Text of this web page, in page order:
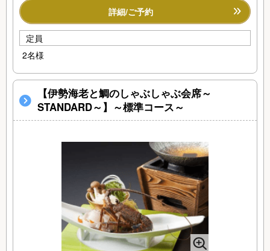
詳細/ご予約
定員
2名様
【伊勢海老と鯛のしゃぶしゃぶ会席～
STANDARD～】～標準コース～